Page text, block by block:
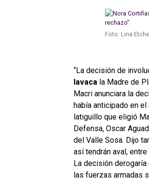
Foto: Lina
“La decisión de
lavaca la Madre de
Macri anunciara la
había anticipado en
latiguillo que eligió
Defensa, Oscar
del Valle Sosa. Dijo
así tendrán aval,
La decisión
las fuerzas armadas